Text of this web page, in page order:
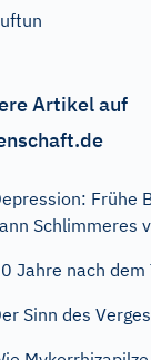
Artikel auf
Frühe
Schlimmeres
Jahre nach dem
Sinn des